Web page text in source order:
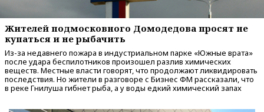
Жителей подмосковного Домодедова просят не
купаться и не рыбачить
Из-за недавнего пожара в индустриальном парке «Южные врата»
после удара беспилотников произошел разлив химических
веществ. Местные власти говорят, что продолжают ликвидировать
последствия. Но жители в разговоре с Бизнес ФМ рассказали, что
в реке Гнилуша гибнет рыба, а у воды едкий химический запах